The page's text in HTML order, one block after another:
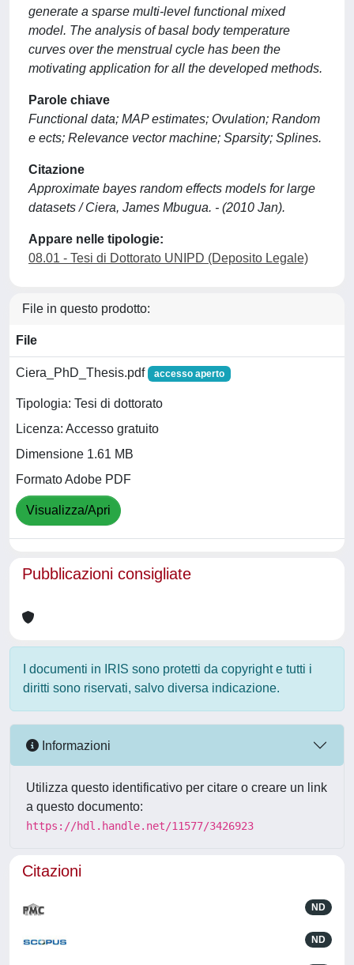
generate a sparse multi-level functional mixed
model. The analysis of basal body temperature
curves over the menstrual cycle has been the
motivating application for all the developed methods.
Parole chiave
Functional data; MAP estimates; Ovulation; Random
e ects; Relevance vector machine; Sparsity; Splines.
Citazione
Approximate bayes random effects models for large
datasets / Ciera, James Mbugua. - (2010 Jan).
Appare nelle tipologie:
08.01 - Tesi di Dottorato UNIPD (Deposito Legale)
File in questo prodotto:
File
Ciera_PhD_Thesis.pdf accesso aperto
Tipologia: Tesi di dottorato
Licenza: Accesso gratuito
Dimensione 1.61 MB
Formato Adobe PDF
Visualizza/Apri
Pubblicazioni consigliate
I documenti in IRIS sono protetti da copyright e tutti i
diritti sono riservati, salvo diversa indicazione.
Informazioni
Utilizza questo identificativo per citare o creare un link
a questo documento:
https://hdl.handle.net/11577/3426923
Citazioni
ND
ND